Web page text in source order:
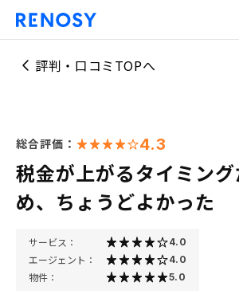
評判・口コミTOPへ
総合評価： 4.3
税金が上がるタイミン
め、ちょうどよかった
サービス： 4.0
エージェント： 4.0
物件： 5.0